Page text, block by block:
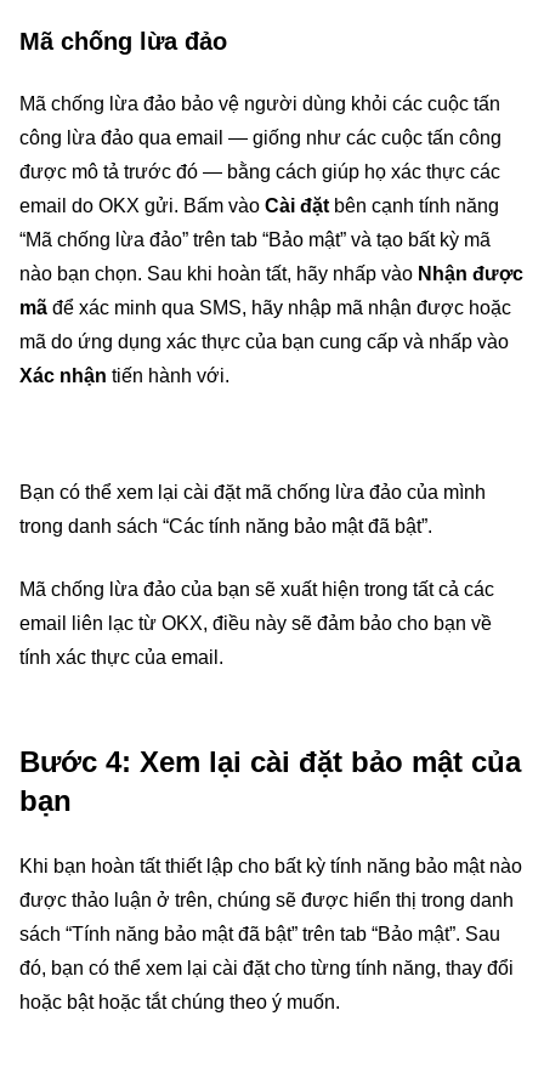
Mã chống lừa đảo
Mã chống lừa đảo bảo vệ người dùng khỏi các cuộc tấn
công lừa đảo qua email — giống như các cuộc tấn công
được mô tả trước đó — bằng cách giúp họ xác thực các
email do OKX gửi. Bấm vào Cài đặt bên cạnh tính năng
“Mã chống lừa đảo” trên tab “Bảo mật” và tạo bất kỳ mã
nào bạn chọn. Sau khi hoàn tất, hãy nhấp vào Nhận được
mã để xác minh qua SMS, hãy nhập mã nhận được hoặc
mã do ứng dụng xác thực của bạn cung cấp và nhấp vào
Xác nhận tiến hành với.
Bạn có thể xem lại cài đặt mã chống lừa đảo của mình
trong danh sách “Các tính năng bảo mật đã bật”.
Mã chống lừa đảo của bạn sẽ xuất hiện trong tất cả các
email liên lạc từ OKX, điều này sẽ đảm bảo cho bạn về
tính xác thực của email.
Bước 4: Xem lại cài đặt bảo mật của
bạn
Khi bạn hoàn tất thiết lập cho bất kỳ tính năng bảo mật nào
được thảo luận ở trên, chúng sẽ được hiển thị trong danh
sách “Tính năng bảo mật đã bật” trên tab “Bảo mật”. Sau
đó, bạn có thể xem lại cài đặt cho từng tính năng, thay đổi
hoặc bật hoặc tắt chúng theo ý muốn.